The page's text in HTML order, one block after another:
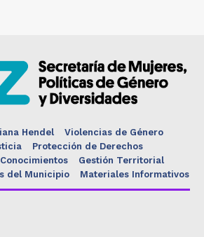
Hendel
Violencias de Género
Protección de Derechos
Gestión Territorial
del Municipio Materiales Informativos